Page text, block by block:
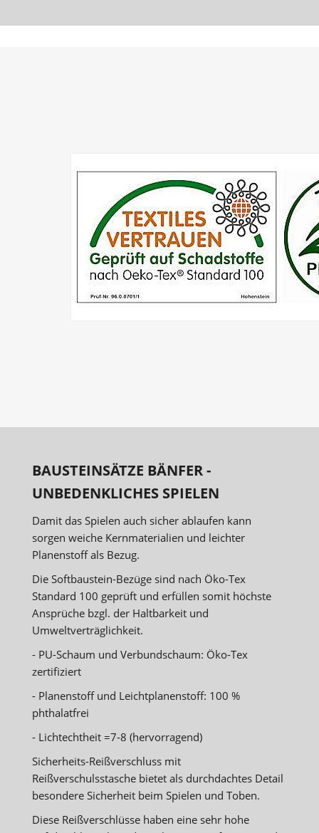
BAUSTEINSÄTZE BÄNFER -
UNBEDENKLICHES SPIELEN
Damit das Spielen auch sicher ablaufen kann
sorgen weiche Kernmaterialien und leichter
Planenstoff als Bezug.
Die Softbaustein-Bezüge sind nach Öko-Tex
Standard 100 geprüft und erfüllen somit höchste
Ansprüche bzgl. der Haltbarkeit und
Umweltverträglichkeit.
- PU-Schaum und Verbundschaum: Öko-Tex
zertifiziert
- Planenstoff und Leichtplanenstoff: 100 %
phthalatfrei
- Lichtechtheit =7-8 (hervorragend)
Sicherheits-Reißverschluss mit
Reißverschulsstasche bietet als durchdachtes Detail
besondere Sicherheit beim Spielen und Toben.
Diese Reißverschlüsse haben eine sehr hohe